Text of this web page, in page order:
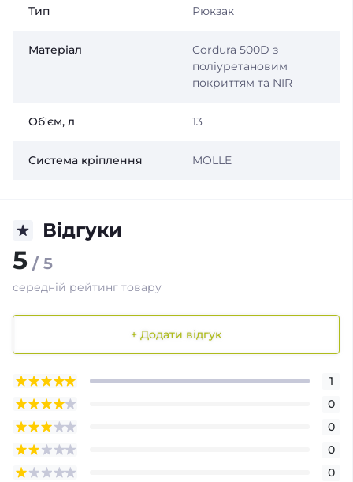
Тип Рюкзак
Матеріал
Cordura 500D з
поліуретановим
покриттям та NIR
Об'єм, л 13
Система кріплення MOLLE
Відгуки
5 / 5
середній рейтинг товару
+ Додати відгук
1
0
0
0
0